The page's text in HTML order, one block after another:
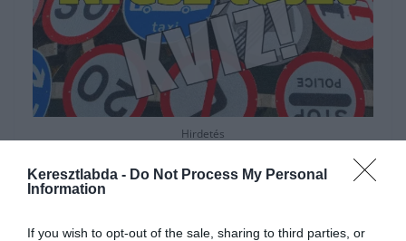
Keresztlabda - Do Not Process My Personal
Information
If you wish to opt-out of the sale, sharing to third parties, or
Hirdetés